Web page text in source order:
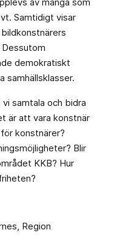
Samtidigt visar
demokratiskt
samhällsklasser.
samtala och bidra
är att vara konstnär
konstnärer?
Blir
KKB? Hur
Region